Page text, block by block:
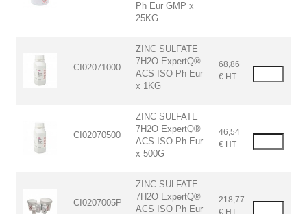
Ph Eur GMP x
25KG
CI02071000
ZINC SULFATE
7H2O ExpertQ®
ACS ISO Ph Eur
x 1KG
68,86
€ HT
CI02070500
ZINC SULFATE
7H2O ExpertQ®
ACS ISO Ph Eur
x 500G
46,54
€ HT
CI0207005P
ZINC SULFATE
7H2O ExpertQ®
ACS ISO Ph Eur
218,77
€ HT